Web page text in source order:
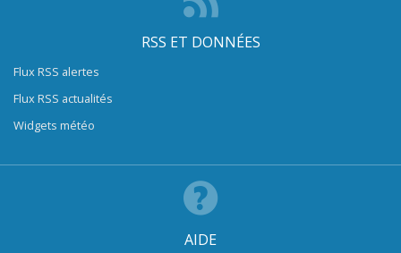
RSS ET DONNÉES
Flux RSS alertes
Flux RSS actualités
Widgets météo
AIDE